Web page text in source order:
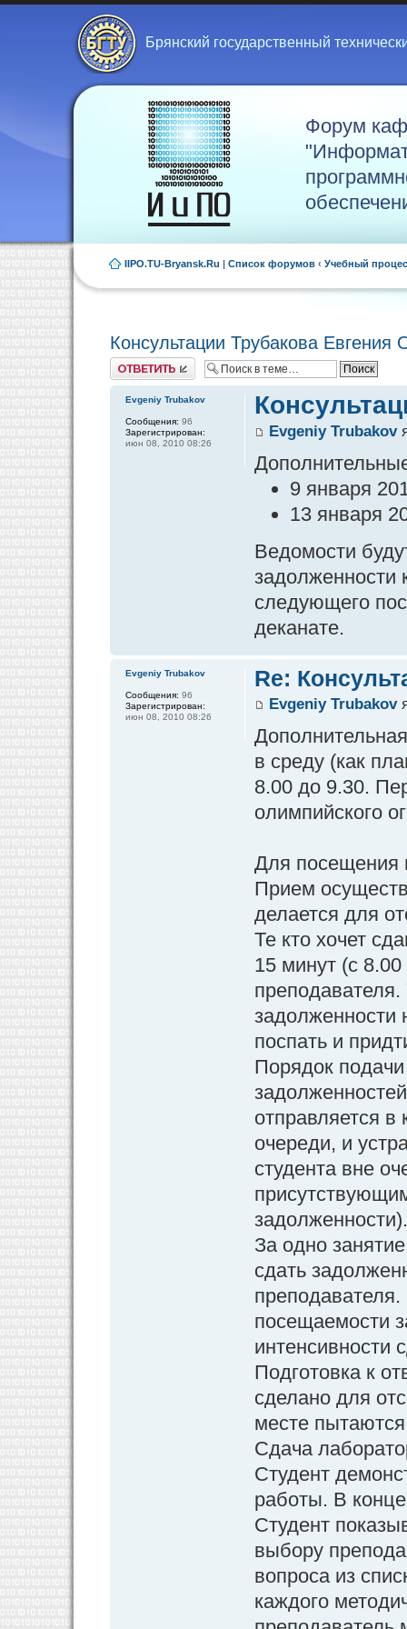
Брянский государственный
Форум
IIPO.TU-Bryansk.Ru | Список форумов ‹ Учебный
Консультации Трубакова Евгения
Ответить
Evgeniy Trubakov
9 января
13 января
Ведомости
задолженности
следующего
деканате.
Evgeniy Trubakov
Сообщения: 96
Зарегистрирован:
июн 08, 2010 08:26
Re:
Evgeniy Trubakov
в среду (как
8.00 до 9.30.
олимпийского
Для посещения
Прием
делается для
Те кто хочет
15 минут (с
задолженности
поспать и
Порядок
отправляется в
очереди, и
студента вне
За одно
сдать
посещаемости
интенсивности
Подготовка к
сделано для
месте
Сдача
Студент
работы. В конце
Студент
выбору
вопроса из
каждого
Evgeniy Trubakov
Сообщения: 96
Зарегистрирован:
июн 08, 2010 08:26